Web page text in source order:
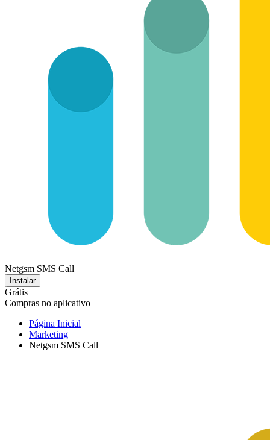
Netgsm SMS Call
Instalar
Grátis
Compras no aplicativo
Página Inicial
Marketing
Netgsm SMS Call